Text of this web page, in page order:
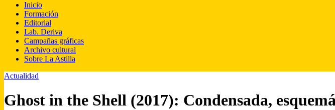
Inicio
Formación
Editorial
Lab. Deriva
Campañas gráficas
Archivo cultural
Sobre La Astilla
Actualidad
Ghost in the Shell (2017): Condensada,